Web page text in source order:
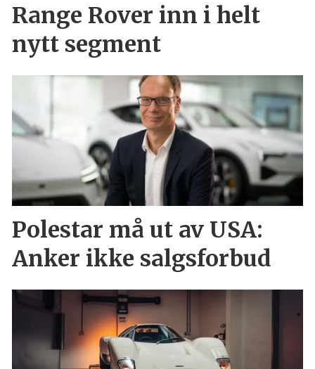
Range Rover inn i helt
nytt segment
Polestar må ut av USA:
Anker ikke salgsforbud